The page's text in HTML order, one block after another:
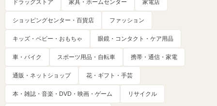
ドラッグストア 家具・ホームセンター 家電店
ショッピングセンター・百貨店 ファッション
キッズ・ベビー・おもちゃ 眼鏡・コンタクト・ケア用品
車・バイク スポーツ用品・自転車 携帯・通信・家電
通販・ネットショップ 花・ギフト・手芸
本・雑誌・音楽・DVD・映画・ゲーム リサイクル